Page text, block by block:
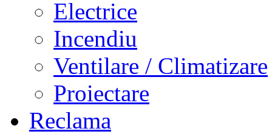
Electrice
Incendiu
Ventilare / Climatizare
Proiectare
Reclama